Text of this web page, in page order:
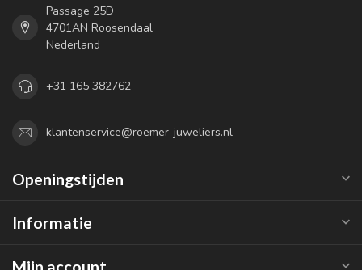
Passage 25D
4701AN Roosendaal
Nederland
+31 165 382762
klantenservice@roemer-juweliers.nl
Openingstijden
Informatie
Mijn account